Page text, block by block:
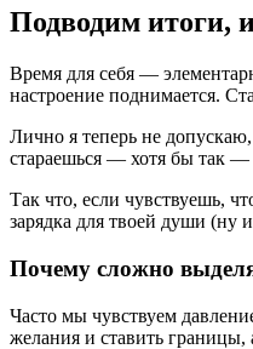
Подводим итоги,
Время для себя —
настроение поднимается.
Лично я теперь не
стараешься — хотя бы так —
Так что, если чувствуешь,
зарядка для твоей души (ну
Почему сложно
Часто мы чувствуем
желания и ставить границы,